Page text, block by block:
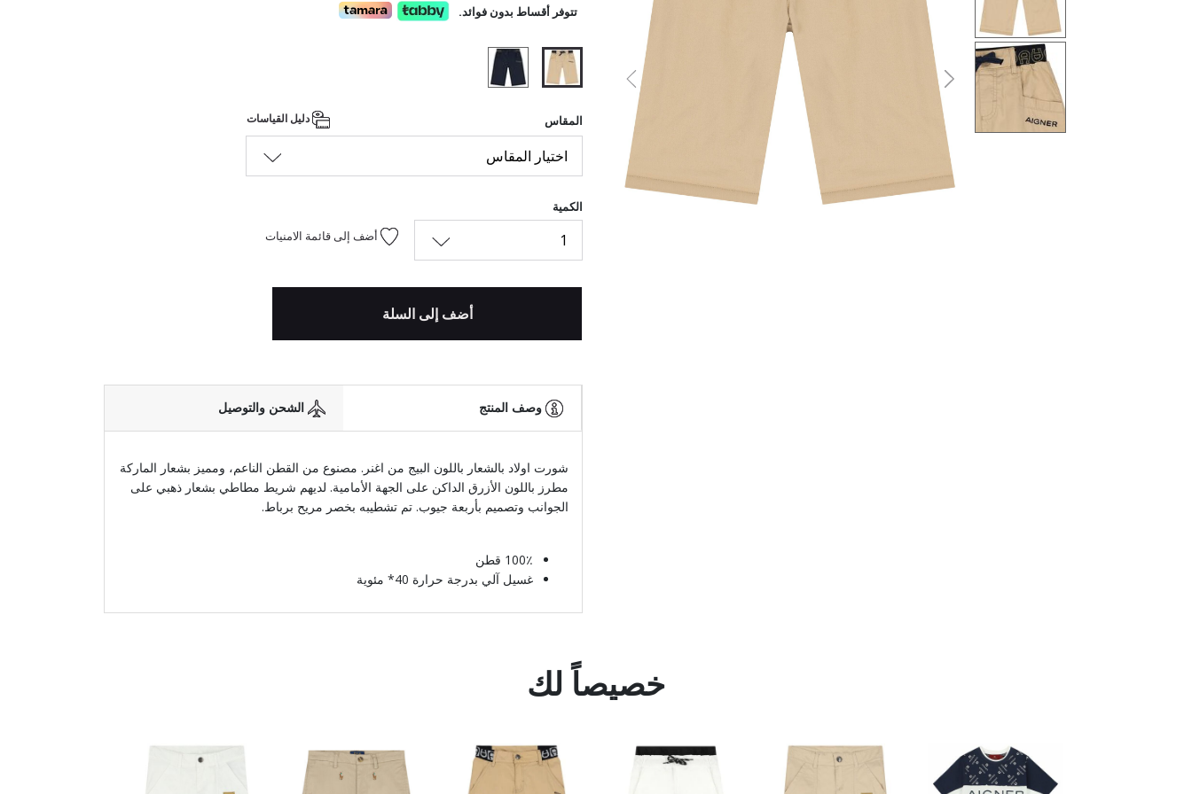
السابق
تتوفر أقساط بدون فوائد.
المقاس
اختيار المقاس
الكمية
1 أضف إلى قائمة الامنيات
أضف إلى السلة
وصف المنتج الشحن والتوصيل
شورت اولاد بالشعار باللون البيج من اغنر. مصنوع من القطن الناعم، ومميز بشعار الماركة
مطرز باللون الأزرق الداكن على الجهة الأمامية. لديهم شريط مطاطي بشعار ذهبي على
الجوانب وتصميم بأربعة جيوب. تم تشطيبه بخصر مريح برباط.
100٪ قطن
غسيل آلي بدرجة حرارة 40* مئوية
خصيصاً لك